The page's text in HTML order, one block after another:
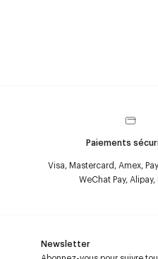
Paiements
Visa, Mastercard, Amex,
WeChat Pay, Alipay,
Newsletter